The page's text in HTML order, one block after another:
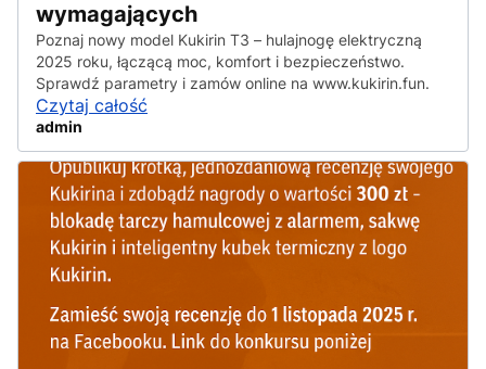
wymagających
Poznaj nowy model Kukirin T3 – hulajnogę elektryczną
2025 roku, łączącą moc, komfort i bezpieczeństwo.
Sprawdź parametry i zamów online na www.kukirin.fun.
Czytaj całość
admin